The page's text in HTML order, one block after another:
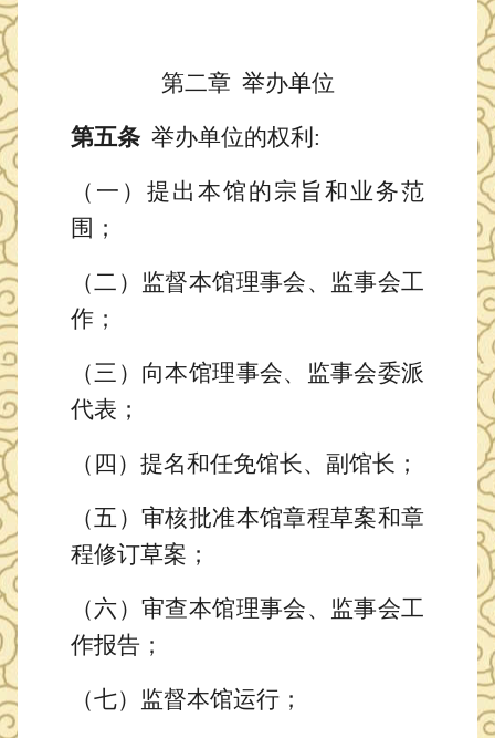
第二章举办单位
第五条 举办单位的权利:
（一）提出本馆的宗旨和业务范
围；
（二） 监督本馆理事会、监事会工
作 ；
（三）向本馆理事会、监事会委派
代表 ；
（四）提名和任免馆长、副馆长；
（五）审核批准本馆章程草案和章
程修订草案；
（六）审查本馆理事会、监事会工
作报告；
（七）监督本馆运行；